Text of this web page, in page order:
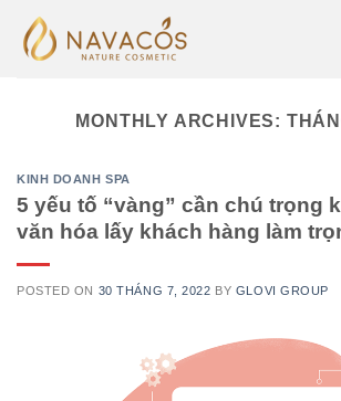
MONTHLY ARCHIVES:
KINH DOANH SPA
5 yếu tố “vàng” cần chú trọng
văn hóa lấy khách hàng làm
POSTED ON 30 THÁNG 7, 2022 BY GLOVI GROUP